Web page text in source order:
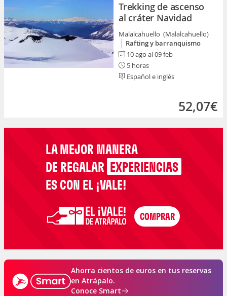
Trekking de ascenso
al cráter Navidad
Malalcahuello (Malalcahuello)
Rafting y barranquismo
10 ago al 09 feb
5 horas
Español e inglés
52,07€
LA MEJOR MANERA
DE REGALAR EXPERIENCIAS
ES CON EL ¡VALE!
Ahorra cientos de euros en tus reservas
en Atrápalo.
Conoce Smart